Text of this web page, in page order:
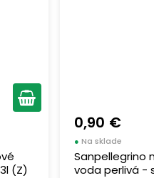
(Z)
0,90 €
● Na sklade
Sanpellegrino
voda perlivá -